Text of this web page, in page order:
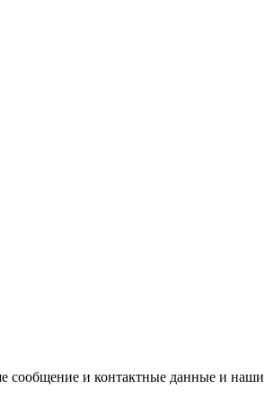
сообщение и контактные данные и